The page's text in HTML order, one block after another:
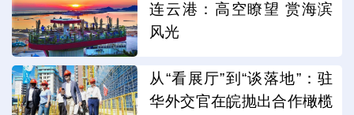
连云港：高空瞭望 赏海滨
风光
从“看展厅”到“谈落地”：驻
华外交官在皖抛出合作橄榄